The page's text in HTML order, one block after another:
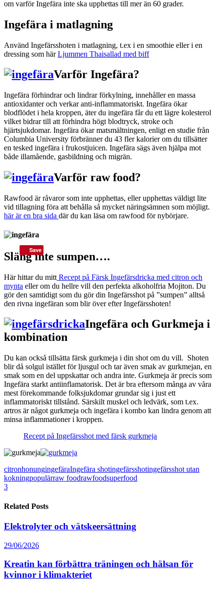
om varför Ingefära inte ska upphettas till mer än 60 grader.
Ingefära i matlagning
Använd Ingefärsshoten i matlagning, t.ex i en smoothie eller i en
dressing som härLjummen Thaisallad med biff
Varför Ingefära?
Ingefära förhindrar och lindrar förkylning, innehåller en massa
antioxidanter och verkar anti-inflammatoriskt. Ingefära ökar
blodflödet i hela kroppen, äter du ingefära får du ett lägre kolesterol
vilket bidrar till att förhindra högt blodtryck, stroke och
hjärtsjukdomar. Ingefära ökar matsmältningen, enligt en studie från
Columbia University förbränner du 43 fler kalorier om du tillsätter
en tesked ingefära i frukostjuicen. Ingefära sägs även hjälpa mot
både illamående, gasbildning och migrän.
Varför raw food?
Rawfood är råvaror som inte upphettas, eller upphettas väldigt lite
vid tillagning föra att behålla så mycket näringsämnen som möjligt.
här är en bra sida där du kan läsa om rawfood för nybörjare.
Släng inte sumpen….
Här hittar du mitt Recept på Färsk Ingefärsdricka med citron och
mynta eller om du hellre vill den perfekta alkoholfria Mojiton. Du
gör den samtidigt som du gör din Ingefärsshot på ”sumpen” alltså
den rivna ingefäran som blir över efter Ingefärsshoten!
Ingefära och Gurkmeja i
kombination
Du kan också tillsätta färsk gurkmeja i din shot om du vill. Shoten
blir då solgul istället för ljusgul och tar även smak av gurkmejan, en
smak som en del uppskattar och andra inte. Gurkmeja är precis som
Ingefära starkt antiinflamatorisk. Det är bra eftersom många av våra
mest förekommande folksjukdomar grundar sig i just ett
inflammatoriskt tillstånd. Särskilt muskel och ledvärk, som t.ex.
artros är något gurkmeja och ingefära i kombo kan lindra genom att
minsa inflammationer i kroppen.
Recept på Ingefärsshot med färsk gurkmeja
Save
citronhonungingefäraIngefära shotingefärsshotingefärsshot utan
kokningpopulärraw foodrawfoodsuperfood
3
Related Posts
Elektrolyter och vätskeersättning
29/06/2026
Kreatin kan förbättra träningen och hälsan för
kvinnor i klimakteriet